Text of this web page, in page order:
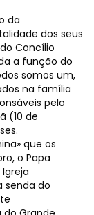
da
dos seus
Concílio
a função do
somos um,
na família
pelo
(10 de
que os
o Papa
senda do